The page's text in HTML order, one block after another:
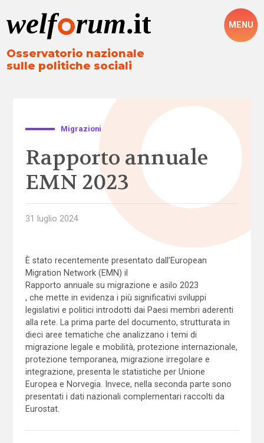
Osservatorio nazionale
sulle politiche sociali
MENU
Migrazioni
Rapporto annuale
EMN 2023
31 luglio 2024
È stato recentemente presentato dall’European
Migration Network (EMN) il
Rapporto annuale su migrazione e asilo 2023
, che mette in evidenza i più significativi sviluppi
legislativi e politici introdotti dai Paesi membri aderenti
alla rete. La prima parte del documento, strutturata in
dieci aree tematiche che analizzano i temi di
migrazione legale e mobilità, protezione internazionale,
protezione temporanea, migrazione irregolare e
integrazione, presenta le statistiche per Unione
Europea e Norvegia. Invece, nella seconda parte sono
presentati i dati nazionali complementari raccolti da
Eurostat.